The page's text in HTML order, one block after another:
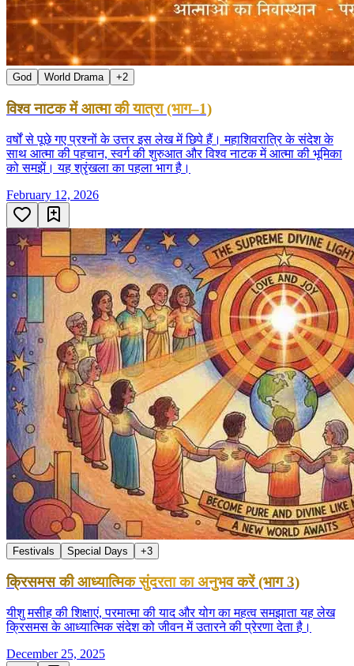
God World Drama +2
विश्व नाटक में आत्मा की यात्रा (भाग–1)
वर्षों से पूछे गए प्रश्नों के उत्तर इस लेख में छिपे हैं। महाशिवरात्रि के संदेश के
साथ आत्मा की पहचान, स्वर्ग की शुरुआत और विश्व नाटक में आत्मा की भूमिका
को समझें। यह श्रृंखला का पहला भाग है।
February 12, 2026
Festivals Special Days +3
क्रिसमस की आध्यात्मिक सुंदरता का अनुभव करें (भाग 3)
यीशु मसीह की शिक्षाएं, परमात्मा की याद और योग का महत्व समझाता यह लेख
क्रिसमस के आध्यात्मिक संदेश को जीवन में उतारने की प्रेरणा देता है।
December 25, 2025